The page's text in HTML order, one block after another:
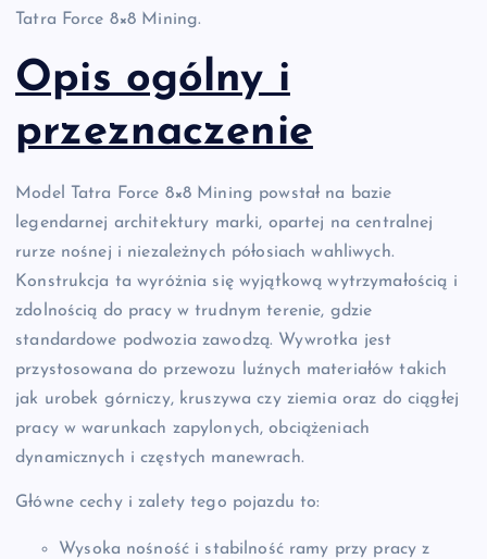
Tatra Force 8×8 Mining.
Opis ogólny i
przeznaczenie
Model Tatra Force 8×8 Mining powstał na bazie
legendarnej architektury marki, opartej na centralnej
rurze nośnej i niezależnych półosiach wahliwych.
Konstrukcja ta wyróżnia się wyjątkową wytrzymałością i
zdolnością do pracy w trudnym terenie, gdzie
standardowe podwozia zawodzą. Wywrotka jest
przystosowana do przewozu luźnych materiałów takich
jak urobek górniczy, kruszywa czy ziemia oraz do ciągłej
pracy w warunkach zapylonych, obciążeniach
dynamicznych i częstych manewrach.
Główne cechy i zalety tego pojazdu to:
Wysoka nośność i stabilność ramy przy pracy z